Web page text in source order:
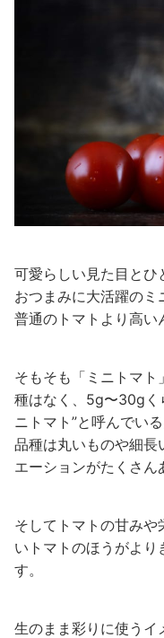
可愛らしい見た目とひ
おつまみに大活躍のミ
普通のトマトより高い
そもそも「ミニトマ
種はなく、5g〜30gく
ニトマト”と呼んでい
品種は丸いものや細長
エーションがたくさん
そしてトマトの甘みや
いトマトのほうがよ
す。
生のまま彩りに使うイ